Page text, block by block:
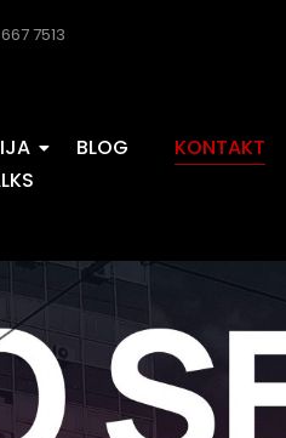
7513
BLOG KONTAKT